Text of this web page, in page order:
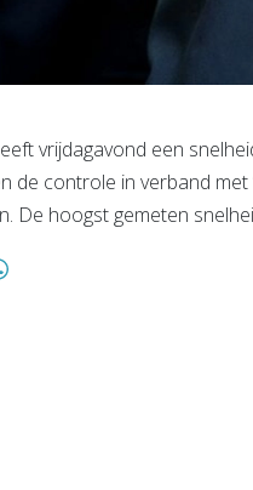
vrijdagavond een
de controle in verband
De hoogst gemeten